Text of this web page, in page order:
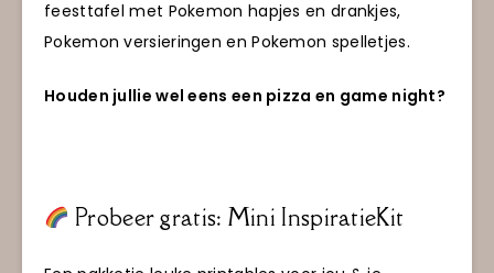
feesttafel met Pokemon hapjes en drankjes,
Pokemon versieringen en Pokemon spelletjes.
Houden jullie wel eens een pizza en game night?
Probeer gratis: Mini InspiratieKit